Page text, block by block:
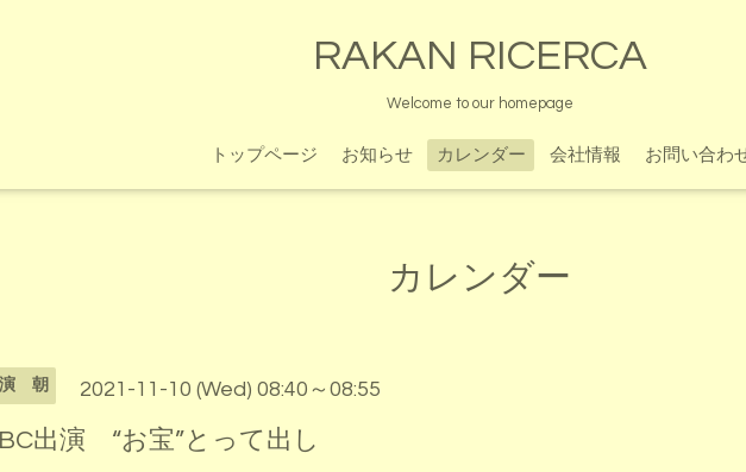
RAKAN RICERCA
Welcome to our homepage
トップページ お知らせ カレンダー 会社情報 お問い合わ
カレンダー
演 朝 2021-11-10 (Wed) 08:40～08:55
出演 “お宝”とって出し